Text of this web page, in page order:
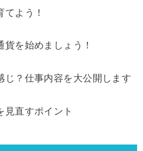
よう！
貨を始めましょう！
じ？仕事内容を大公開します
見直すポイント